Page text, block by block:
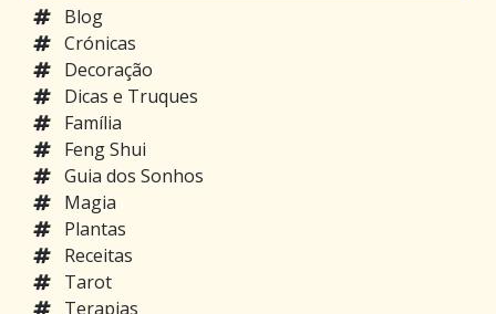
Blog
Crónicas
Decoração
Dicas e Truques
Família
Feng Shui
Guia dos Sonhos
Magia
Plantas
Receitas
Tarot
Terapias